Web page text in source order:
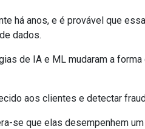
há anos, e é provável que
dados.
de IA e ML mudaram a
aos clientes e detectar
que elas desempenhem